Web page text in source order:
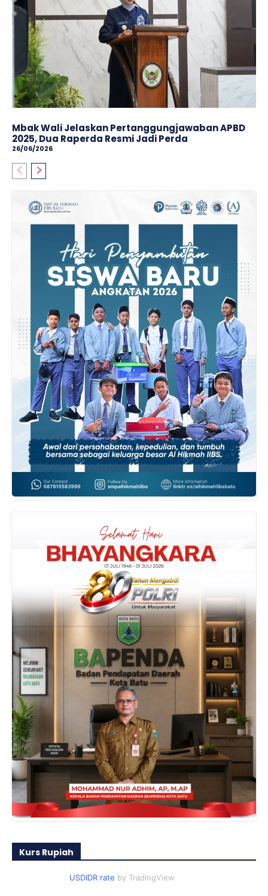
Mbak Wali Jelaskan Pertanggungjawaban APBD
2025, Dua Raperda Resmi Jadi Perda
26/06/2026
Kurs Rupiah
USDIDR rate by TradingView